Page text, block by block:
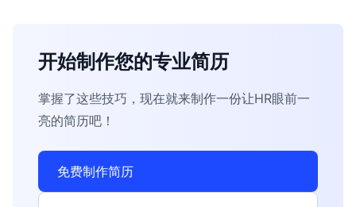
开始制作您的专业简历
掌握了这些技巧，现在就来制作一份让HR眼前一
亮的简历吧！
免费制作简历